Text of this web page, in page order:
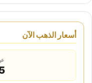
أسعار الذهب الآن
عيار 21